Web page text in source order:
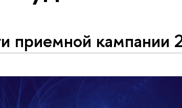
приемной кампании